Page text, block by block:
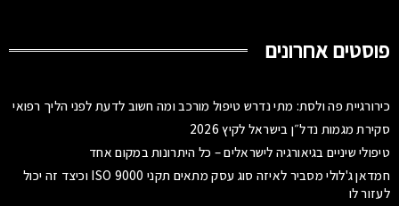
פוסטים אחרונים
כירורגיית פה ולסת: מתי נדרש טיפול מורכב ומה חשוב לדעת לפני הליך רפואי
סקירת מגמות נדל״ן בישראל לקיץ 2026
טיפולי שיניים בגיאורגיה לישראלים – כל היתרונות במקום אחד
חמדאן ג'לולי מסביר לאיזה סוג עסק מתאים תקני ISO 9000 וכיצד זה יכול
לעזור לו